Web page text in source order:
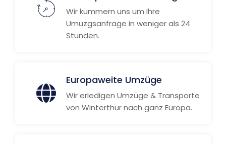
Wir kümmern uns um Ihre
Umuzgsanfrage in weniger als 24
Stunden.
Europaweite Umzüge
Wir erledigen Umzüge & Transporte
von Winterthur nach ganz Europa.